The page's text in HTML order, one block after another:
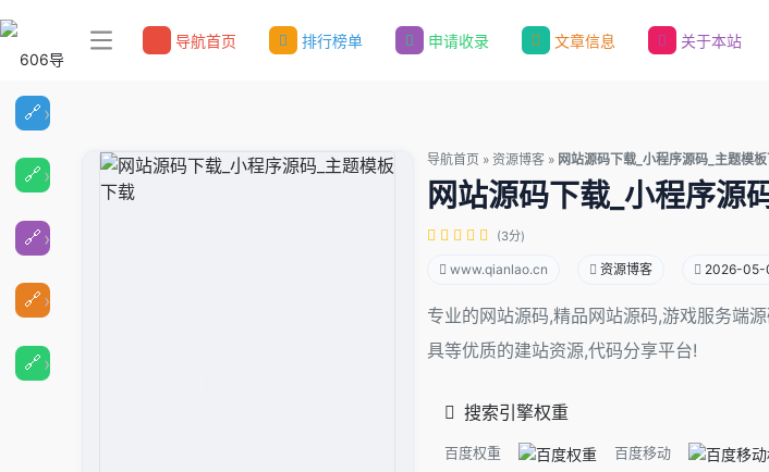
导航首页 排行榜单 申请收录 文章信息 关于本站
导航首页 » 资源博客 » 网站源码下载_小程序源码_主题模
网站源码下载_小程序源
(3分)
www.qianlao.cn 资源博客 2026-05-
专业的网站源码,精品网站源码,游戏服务端
具等优质的建站资源,代码分享平台!
搜索引擎权重
百度权重 百度移动